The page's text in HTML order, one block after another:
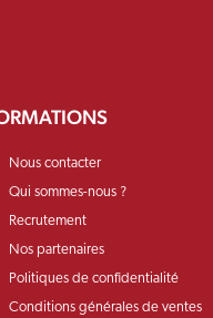
Nous contacter
Qui sommes-nous ?
Recrutement
Nos partenaires
Politiques de confidentialité
Conditions générales de ventes